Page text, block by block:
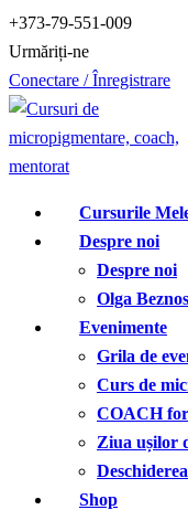
Treci
la
conținut
+373-79-551-009
Urmăriți-ne
Conectare / Înregistrare
Cursurile
Despre noi
Despre noi
Olga Beznos
Evenimente
Grila de
Curs de
COACH
Ziua ușilor
Shop